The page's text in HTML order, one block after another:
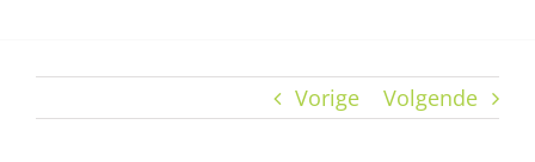
Vorige Volgende